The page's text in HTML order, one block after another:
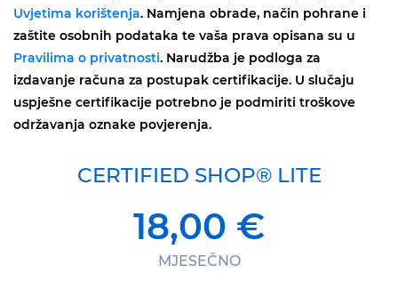
Uvjetima korištenja. Namjena obrade, način pohrane i
zaštite osobnih podataka te vaša prava opisana su u
Pravilima o privatnosti. Narudžba je podloga za
izdavanje računa za postupak certifikacije. U slučaju
uspješne certifikacije potrebno je podmiriti troškove
održavanja oznake povjerenja.
CERTIFIED SHOP® LITE
18,00 €
MJESEČNO